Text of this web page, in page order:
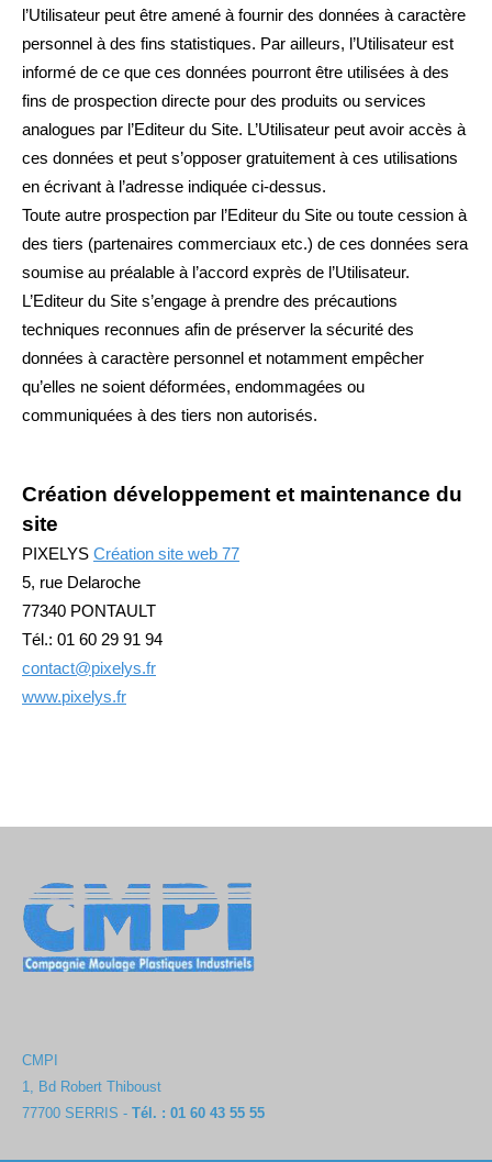
l’Utilisateur peut être amené à fournir des données à caractère
personnel à des fins statistiques. Par ailleurs, l’Utilisateur est
informé de ce que ces données pourront être utilisées à des
fins de prospection directe pour des produits ou services
analogues par l’Editeur du Site. L’Utilisateur peut avoir accès à
ces données et peut s’opposer gratuitement à ces utilisations
en écrivant à l’adresse indiquée ci-dessus.
Toute autre prospection par l’Editeur du Site ou toute cession à
des tiers (partenaires commerciaux etc.) de ces données sera
soumise au préalable à l’accord exprès de l’Utilisateur.
L’Editeur du Site s’engage à prendre des précautions
techniques reconnues afin de préserver la sécurité des
données à caractère personnel et notamment empêcher
qu’elles ne soient déformées, endommagées ou
communiquées à des tiers non autorisés.
Création développement et maintenance du
site
PIXELYS Création site web 77
5, rue Delaroche
77340 PONTAULT
Tél.: 01 60 29 91 94
contact@pixelys.fr
www.pixelys.fr
CMPI
1, Bd Robert Thiboust
77700 SERRIS - Tél. : 01 60 43 55 55